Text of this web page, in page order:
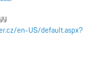
en-US/default.aspx?